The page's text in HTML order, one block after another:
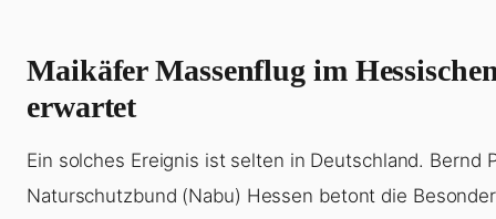
Maikäfer Massenflug im
erwartet
Ein solches Ereignis ist selten in Deutschland. Bernd
Naturschutzbund (Nabu) Hessen betont die